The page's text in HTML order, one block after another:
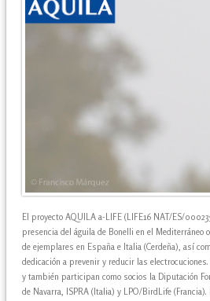
El proyecto AQUILA a-LIFE (LIFE16 NAT/ES/
presencia del águila de Bonelli en el
de ejemplares en España e Italia (Cerdeña), así
dedicación a prevenir y reducir las
y también participan como socios la Diputación
de Navarra, ISPRA (Italia) y LPO/BirdLife